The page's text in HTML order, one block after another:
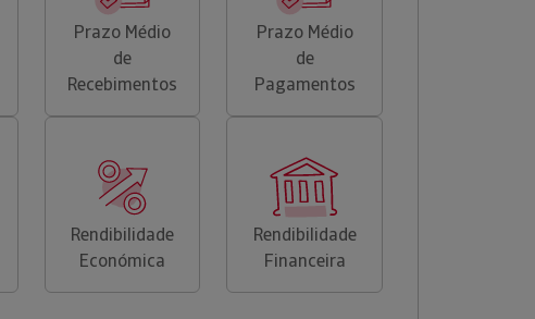
Prazo Médio
de
Recebimentos
Prazo Médio
de
Pagamentos
Rendibilidade
Económica
Rendibilidade
Financeira